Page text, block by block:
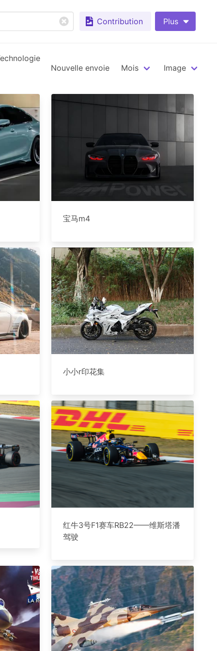
Contribution Plus
Nouvelle envoie
Mois Image
宝马m4
小小r印花集
红牛3号F1赛车RB22——维斯塔潘
驾驶